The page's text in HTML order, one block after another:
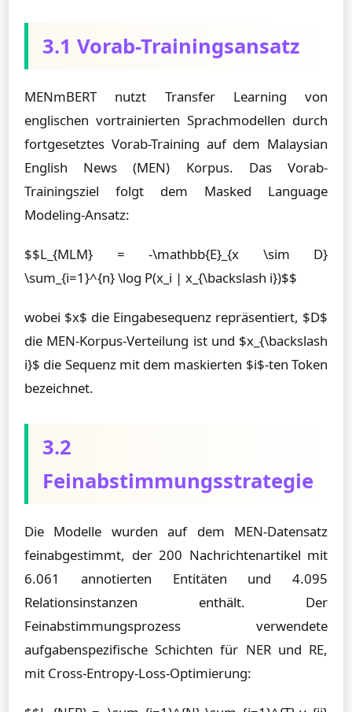
3.1 Vorab-Trainingsansatz
MENmBERT nutzt Transfer Learning von
englischen vortrainierten Sprachmodellen durch
fortgesetztes Vorab-Training auf dem Malaysian
English News (MEN) Korpus. Das Vorab-
Trainingsziel folgt dem Masked Language
Modeling-Ansatz:
$$L_{MLM} = -\mathbb{E}_{x \sim D}
\sum_{i=1}^{n} \log P(x_i | x_{\backslash i})$$
wobei $x$ die Eingabesequenz repräsentiert, $D$
die MEN-Korpus-Verteilung ist und $x_{\backslash
i}$ die Sequenz mit dem maskierten $i$-ten Token
bezeichnet.
3.2
Feinabstimmungsstrategie
Die Modelle wurden auf dem MEN-Datensatz
feinabgestimmt, der 200 Nachrichtenartikel mit
6.061 annotierten Entitäten und 4.095
Relationsinstanzen enthält. Der
Feinabstimmungsprozess verwendete
aufgabenspezifische Schichten für NER und RE,
mit Cross-Entropy-Loss-Optimierung: